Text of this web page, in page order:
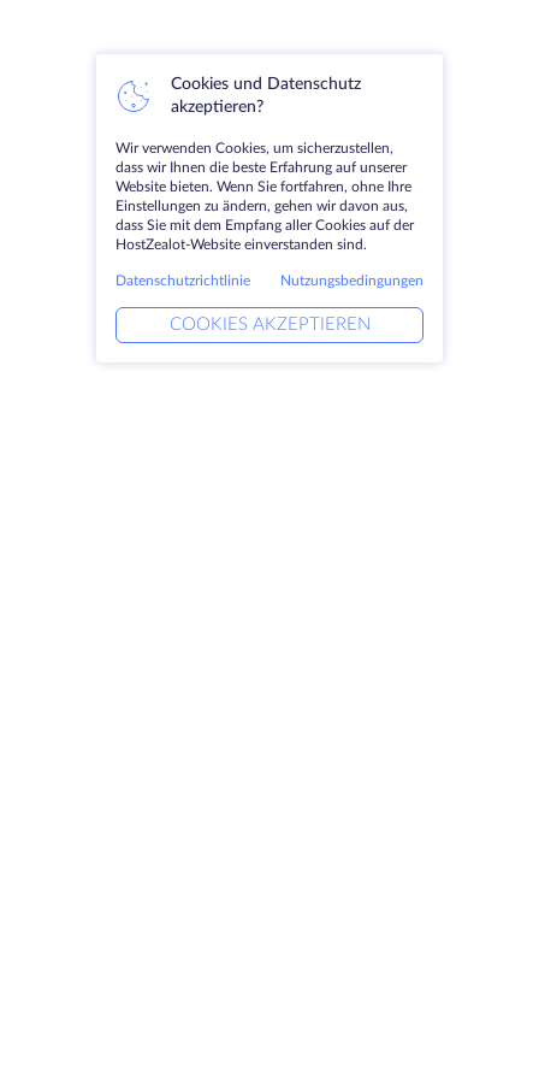
Cookies und Datenschutz
akzeptieren?
Wir verwenden Cookies, um sicherzustellen,
dass wir Ihnen die beste Erfahrung auf unserer
Website bieten. Wenn Sie fortfahren, ohne Ihre
Einstellungen zu ändern, gehen wir davon aus,
dass Sie mit dem Empfang aller Cookies auf der
HostZealot-Website einverstanden sind.
Datenschutzrichtlinie Nutzungsbedingungen
COOKIES AKZEPTIEREN